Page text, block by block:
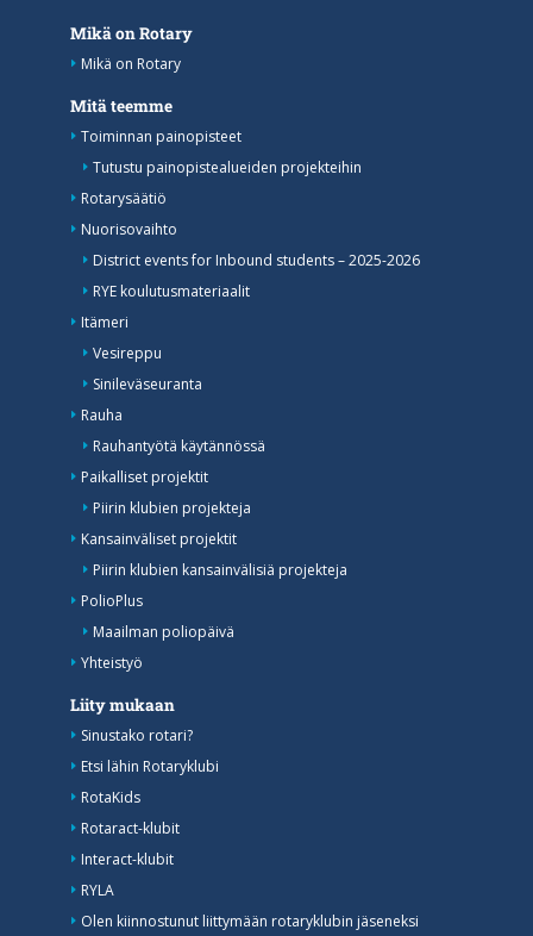
Mikä on Rotary
Mikä on Rotary
Mitä teemme
Toiminnan painopisteet
Tutustu painopistealueiden projekteihin
Rotarysäätiö
Nuorisovaihto
District events for Inbound students – 2025-2026
RYE koulutusmateriaalit
Itämeri
Vesireppu
Sinileväseuranta
Rauha
Rauhantyötä käytännössä
Paikalliset projektit
Piirin klubien projekteja
Kansainväliset projektit
Piirin klubien kansainvälisiä projekteja
PolioPlus
Maailman poliopäivä
Yhteistyö
Liity mukaan
Sinustako rotari?
Etsi lähin Rotaryklubi
RotaKids
Rotaract-klubit
Interact-klubit
RYLA
Olen kiinnostunut liittymään rotaryklubin jäseneksi